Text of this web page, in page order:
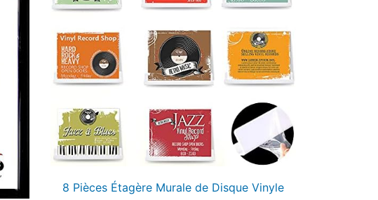
8 Pièces Étagère Murale de Disque Vinyle